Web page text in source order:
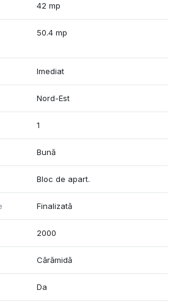
42 mp
50.4 mp
Imediat
Nord-Est
1
Bună
Bloc de apart.
Finalizată
2000
Cărămidă
Da